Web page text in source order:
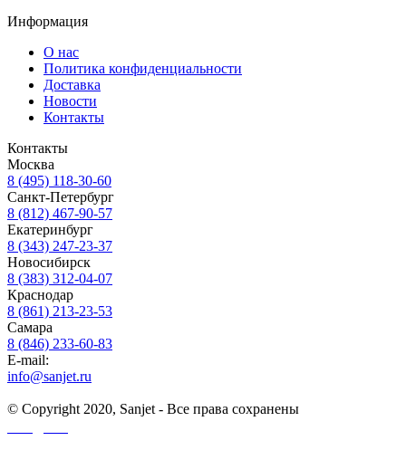
Информация
О нас
Политика конфиденциальности
Доставка
Новости
Контакты
Контакты
Москва
8 (495) 118-30-60
Санкт-Петербург
8 (812) 467-90-57
Екатеринбург
8 (343) 247-23-37
Новосибирск
8 (383) 312-04-07
Краснодар
8 (861) 213-23-53
Самара
8 (846) 233-60-83
E-mail:
info@sanjet.ru
© Copyright 2020, Sanjet - Все права сохранены